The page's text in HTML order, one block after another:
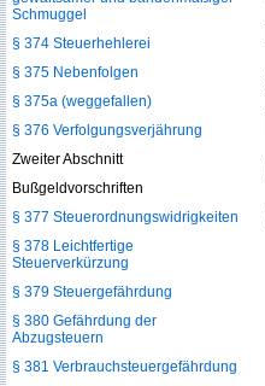
Schmuggel
§ 374 Steuerhehlerei
§ 375 Nebenfolgen
§ 375a (weggefallen)
§ 376 Verfolgungsverjährung
Zweiter Abschnitt
Bußgeldvorschriften
§ 377 Steuerordnungswidrigkeiten
§ 378 Leichtfertige
Steuerverkürzung
§ 379 Steuergefährdung
§ 380 Gefährdung der
Abzugsteuern
§ 381 Verbrauchsteuergefährdung